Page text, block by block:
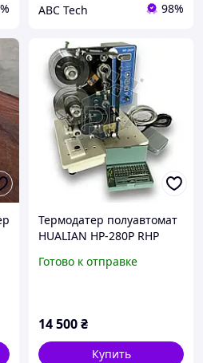
ABC Tech 98%
Термодатер полуавтомат
HUALIAN HP-280Р RHP
Готово к отправке
14 500₴
Купить